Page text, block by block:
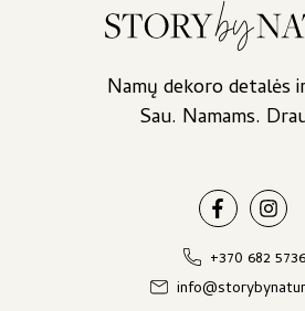
Namų dekoro detalės
Sau. Namams.
+370 682